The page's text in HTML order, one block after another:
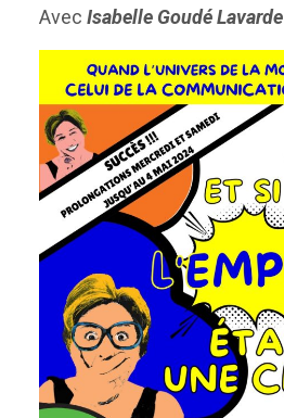
Avec Isabelle Goudé Lavarde